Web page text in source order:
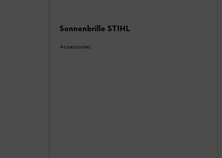
Sonnenbrille STIHL
Accessoires